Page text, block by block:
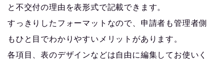
と不交付の理由を表形式で記載できます。
すっきりしたフォーマットなので、申請者も管理者側
もひと目でわかりやすいメリットがあります。
各項目、表のデザインなどは自由に編集してお使いく